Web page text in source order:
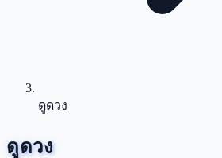
ดูดวง
ดูดวง